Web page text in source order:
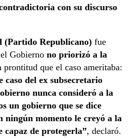
con su discurso
(Partido Republicano) fue
Gobierno no priorizó a la
prontitud que el caso ameritaba:
caso del ex subsecretario
nunca consideró a la
un gobierno que se dice
ningún momento le creyó a la
capaz de protegerla”, declaró.